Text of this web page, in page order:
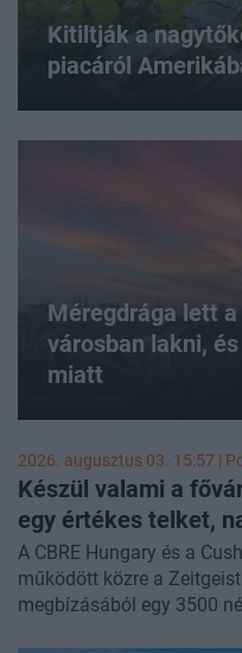
Kitiltják a
piacáról
Méregdrága lett
városban lakni,
miatt
2026. augusztus 03. 15:57 |
Készül valami a
egy értékes telket,
A CBRE Hungary és a
működött közre a
megbízásából egy 3500